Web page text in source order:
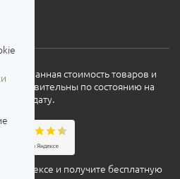
Указанная стоимость товаров и
действительны по состоянию на
дату.
Яндексе и получите бесплатную